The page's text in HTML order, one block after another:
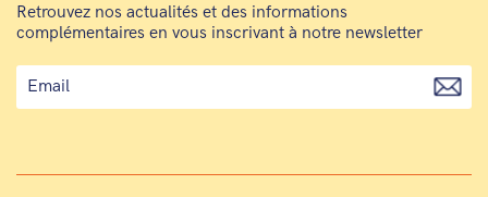
Retrouvez nos actualités et des informations
complémentaires en vous inscrivant à notre newsletter